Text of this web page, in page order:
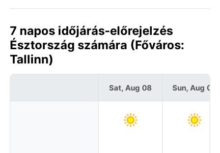
7 napos időjárás-előrejelzés
Észtország számára (Főváros:
Tallinn)
Sat, Aug 08 Sun, Aug 09